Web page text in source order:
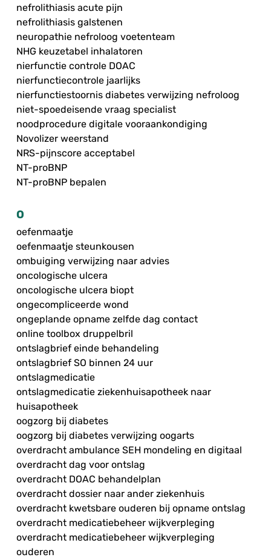
nefrolithiasis acute pijn
nefrolithiasis galstenen
neuropathie nefroloog voetenteam
NHG keuzetabel inhalatoren
nierfunctie controle DOAC
nierfunctiecontrole jaarlijks
nierfunctiestoornis diabetes verwijzing nefroloog
niet-spoedeisende vraag specialist
noodprocedure digitale vooraankondiging
Novolizer weerstand
NRS-pijnscore acceptabel
NT-proBNP
NT-proBNP bepalen
O
oefenmaatje
oefenmaatje steunkousen
ombuiging verwijzing naar advies
oncologische ulcera
oncologische ulcera biopt
ongecompliceerde wond
ongeplande opname zelfde dag contact
online toolbox druppelbril
ontslagbrief einde behandeling
ontslagbrief SO binnen 24 uur
ontslagmedicatie
ontslagmedicatie ziekenhuisapotheek naar
huisapotheek
oogzorg bij diabetes
oogzorg bij diabetes verwijzing oogarts
overdracht ambulance SEH mondeling en digitaal
overdracht dag voor ontslag
overdracht DOAC behandelplan
overdracht dossier naar ander ziekenhuis
overdracht kwetsbare ouderen bij opname ontslag
overdracht medicatiebeheer wijkverpleging
overdracht medicatiebeheer wijkverpleging
ouderen